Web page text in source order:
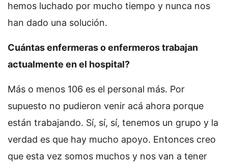
hemos luchado por mucho tiempo y nunca nos
han dado una solución.
Cuántas enfermeras o enfermeros trabajan
actualmente en el hospital?
Más o menos 106 es el personal más. Por
supuesto no pudieron venir acá ahora porque
están trabajando. Sí, sí, sí, tenemos un grupo y la
verdad es que hay mucho apoyo. Entonces creo
que esta vez somos muchos y nos van a tener